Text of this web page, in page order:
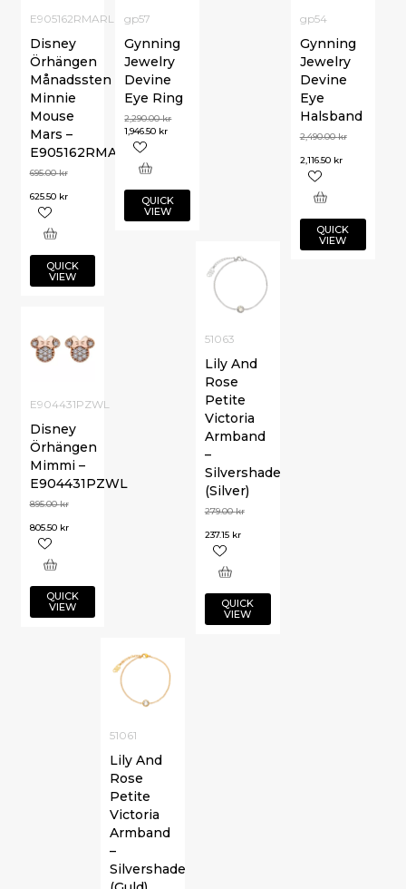
E905162RMARL
Disney
Örhängen
Månadssten
Minnie
Mouse
Mars –
E905162RMARL
695.00kr
625.50 kr
QUICK
VIEW
gp54
Gynning
Jewelry
Devine
Eye
Halsband
2,490.00kr
2,116.50 kr
QUICK
VIEW
gp57
Gynning
Jewelry
Devine
Eye Ring
2,290.00kr
1,946.50 kr
QUICK
VIEW
51063
Lily And
Rose
Petite
Victoria
Armband
–
Silvershade
(Silver)
279.00kr
237.15 kr
QUICK
VIEW
E904431PZWL
Disney
Örhängen
Mimmi –
E904431PZWL
895.00kr
805.50 kr
QUICK
VIEW
51061
Lily And
Rose
Petite
Victoria
Armband
–
Silvershade